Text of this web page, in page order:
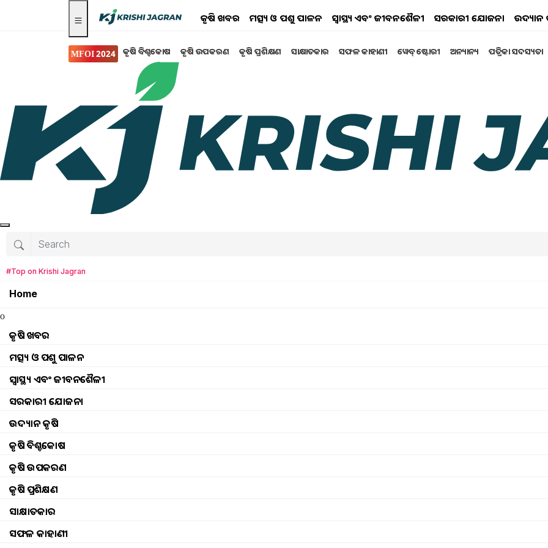
କୃଷି ଖବର ମତ୍ସ୍ୟ ଓ ପଶୁ ପାଳନ ସ୍ୱାସ୍ଥ୍ୟ ଏବଂ ଜୀବନଶୈଳୀ ସରକାରୀ ଯୋଜନା ଉଦ୍ୟାନ
MFOI 2024 କୃଷି ବିଶ୍ବକୋଷ କୃଷି ଉପକରଣ କୃଷି ପ୍ରଶିକ୍ଷଣ ସାକ୍ଷାତକାର ସଫଳ କାହାଣୀ ୱେବ୍ ଷ୍ଟୋରୀ ଅନ୍ୟାନ୍ୟ ପତ୍ରିକା ସଦସ୍ୟତା
#Top on Krishi Jagran
Home
o
କୃଷି ଖବର
ମତ୍ସ୍ୟ ଓ ପଶୁ ପାଳନ
ସ୍ୱାସ୍ଥ୍ୟ ଏବଂ ଜୀବନଶୈଳୀ
ସରକାରୀ ଯୋଜନା
ଉଦ୍ୟାନ କୃଷି
କୃଷି ବିଶ୍ବକୋଷ
କୃଷି ଉପକରଣ
କୃଷି ପ୍ରଶିକ୍ଷଣ
ସାକ୍ଷାତକାର
ସଫଳ କାହାଣୀ
କୃଷି ଖବର
ପେନସନଭୋଗୀଙ୍କ ପାଇଁ ଆସିଲା ଖୁସି ଖବର, ସରକାର
ନେଲେ ବଡ଼ ପଦକ୍ଷେପ,ଜାଣନ୍ତୁ...
ସରକାର ନେଲେ ବଡ଼ ପଦକ୍ଷେପ । ଆସିଲା ଖୁସି ଖବର । ଏବେ ପୁରୁଣା ପେନସନ ଯୋଜନା ପୁନଃ ଲାଗୁ କରିବାକୁ ନିଷ୍ପତ୍ତି